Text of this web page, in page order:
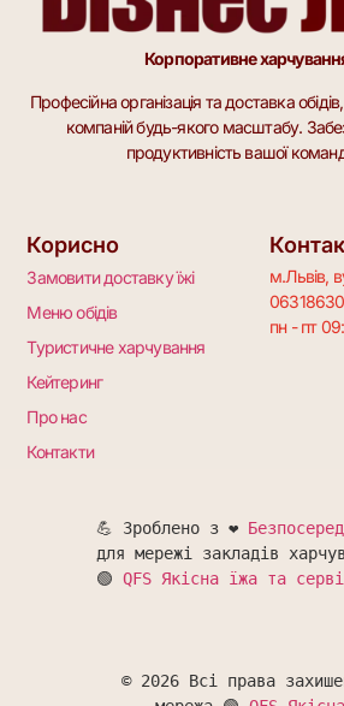
Корпоративне
Професійна організація та доставка
компаній будь-якого масштабу.
продуктивність вашої
Корисно
Замовити доставку їжі
Меню обідів
Туристичне харчування
Кейтеринг
Про нас
Контакти
м.Львів,
пн - пт
💪 Зроблено з ❤️
для мережі закладів
🟢 QFS Якісна їжа та
© 2026 Всі права